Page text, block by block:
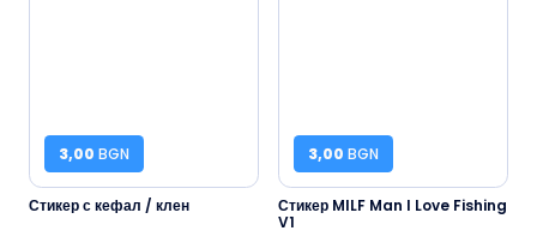
3,00 BGN
Стикер с кефал / клен
3,00 BGN
Стикер MILF Man I Love Fishing
V1